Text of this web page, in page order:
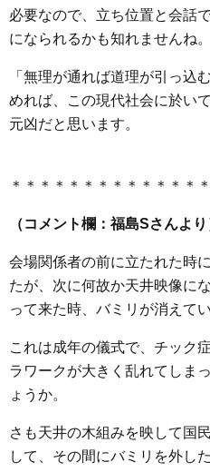
必要なので、立ち位置と会話
になられるかも知れませんね。
「無理が通れば道理が引っ込
めれば、この現代社会に於い
元凶だと思います。
＊＊＊＊＊＊＊＊＊＊＊＊＊
（コメント欄：福島Sさんより
会場関係者の前に立たれた時
たが、次に何故か天井映像に
って来た時、バミリが消えてい
これは成年の儀式で、チック
ラワークが大きく乱れてしま
ょうか。
さも天井の木組みを映して国
して、その間にバミリを外し